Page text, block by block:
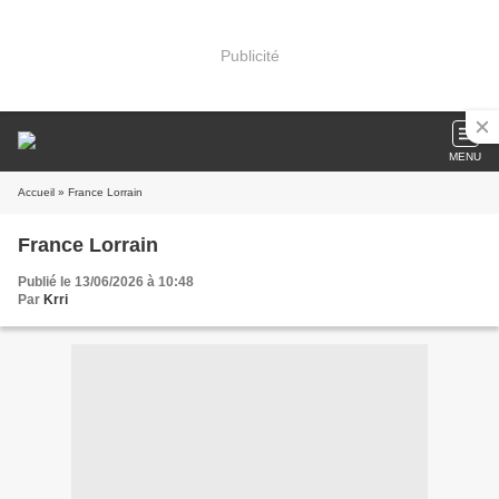
Publicité
MENU
Accueil » France Lorrain
France Lorrain
Publié le 13/06/2026 à 10:48
Par Krri